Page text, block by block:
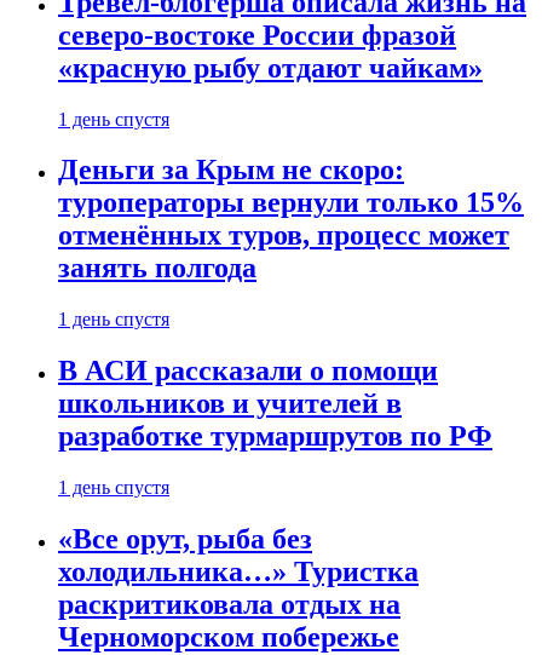
северо-востоке России фразой
«красную рыбу отдают чайкам»
1 день спустя
Деньги за Крым не скоро:
туроператоры вернули только 15%
отменённых туров, процесс может
занять полгода
1 день спустя
В АСИ рассказали о помощи
школьников и учителей в
разработке турмаршрутов по РФ
1 день спустя
«Все орут, рыба без
холодильника…» Туристка
раскритиковала отдых на
Черноморском побережье